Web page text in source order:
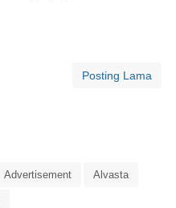
Posting Lama
Advertisement Alvasta